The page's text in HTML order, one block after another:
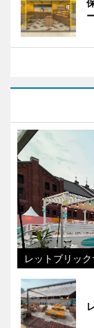
レットブリッ